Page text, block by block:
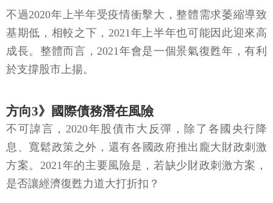
不過2020年上半年受疫情衝擊大，整體需求萎縮導致
基期低，相較之下，2021年上半年也可能因此迎來高
成長。整體而言，2021年會是一個景氣復甦年，有利
於支撐股市上揚。
方向3》國際債務潛在風險
不可諱言，2020年股債市大反彈，除了各國央行降
息、寬鬆政策之外，還有各國政府推出龐大財政刺激
方案。2021年的主要風險是，若缺少財政刺激方案，
是否讓經濟復甦力道大打折扣？